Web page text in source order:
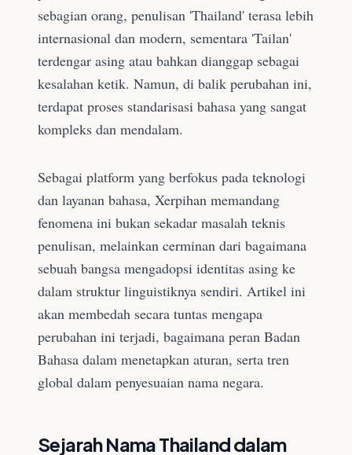
sebagian orang, penulisan 'Thailand' terasa lebih
internasional dan modern, sementara 'Tailan'
terdengar asing atau bahkan dianggap sebagai
kesalahan ketik. Namun, di balik perubahan ini,
terdapat proses standarisasi bahasa yang sangat
kompleks dan mendalam.
Sebagai platform yang berfokus pada teknologi
dan layanan bahasa, Xerpihan memandang
fenomena ini bukan sekadar masalah teknis
penulisan, melainkan cerminan dari bagaimana
sebuah bangsa mengadopsi identitas asing ke
dalam struktur linguistiknya sendiri. Artikel ini
akan membedah secara tuntas mengapa
perubahan ini terjadi, bagaimana peran Badan
Bahasa dalam menetapkan aturan, serta tren
global dalam penyesuaian nama negara.
Sejarah Nama Thailand dalam